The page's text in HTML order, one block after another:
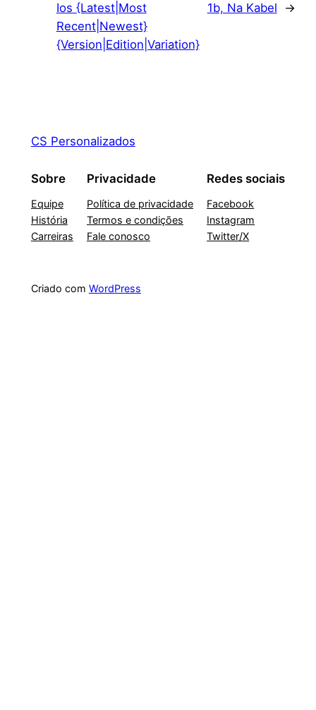
Ios {Latest|Most
Recent|Newest}
{Version|Edition|Variation}
1b, Na Kabel →
CS Personalizados
Sobre
Equipe
História
Carreiras
Privacidade
Política de privacidade
Termos e condições
Fale conosco
Redes sociais
Facebook
Instagram
Twitter/X
Criado com WordPress